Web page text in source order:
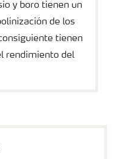
y boro tienen un
de los
tienen
rendimiento del